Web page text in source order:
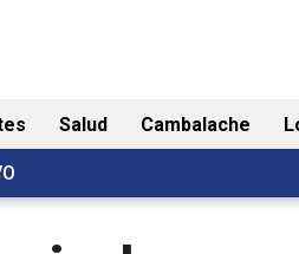
Salud Cambalache